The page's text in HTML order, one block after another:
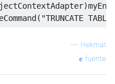
)
( "TRUNCATE
— Hekmat
fuente